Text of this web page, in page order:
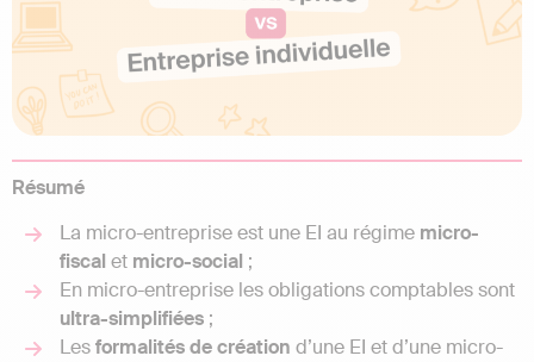
Résumé
La micro-entreprise est une EI au régime micro-
fiscal et micro-social ;
En micro-entreprise les obligations comptables sont
ultra-simplifiées ;
Lesformalités de création d’une EI et d’une micro-